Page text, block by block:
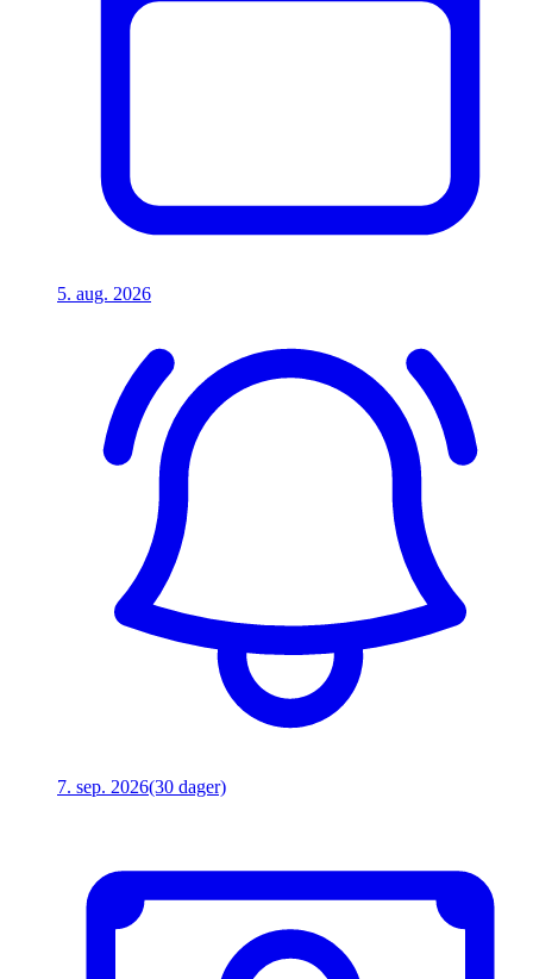
5. aug. 2026
7. sep. 2026(30 dager)